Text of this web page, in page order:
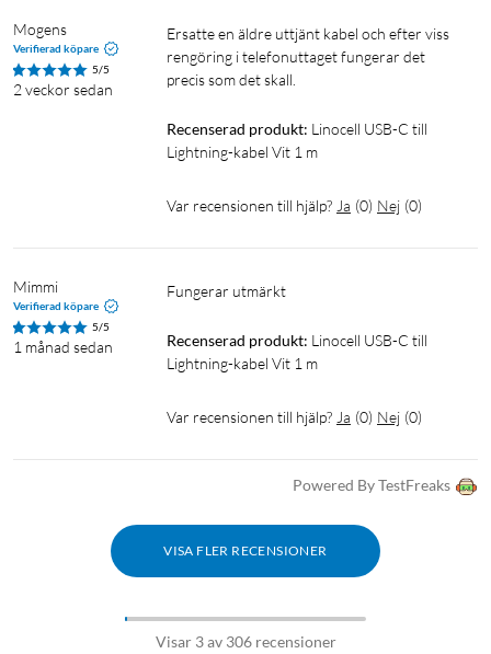
Mogens
Verifierad köpare
5/5
2 veckor sedan
Ersatte en äldre uttjänt kabel och efter viss
rengöring i telefonuttaget fungerar det
precis som det skall.
Recenserad produkt: Linocell USB-C till
Lightning-kabel Vit 1 m
Var recensionen till hjälp? Ja (0) Nej (0)
Mimmi
Verifierad köpare
5/5
1 månad sedan
Fungerar utmärkt
Recenserad produkt: Linocell USB-C till
Lightning-kabel Vit 1 m
Var recensionen till hjälp? Ja (0) Nej (0)
Powered By TestFreaks
VISA FLER RECENSIONER
Visar 3 av 306 recensioner